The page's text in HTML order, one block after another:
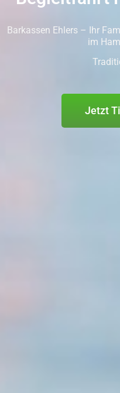
Barkassen Ehlers – Ihr
im
Jetzt